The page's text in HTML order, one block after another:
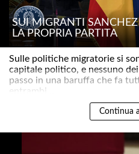
SUI MIGRANTI
LA PROPRIA PARTITA
Sulle politiche migratorie si
capitale politico, e nessuno
passo in una baruffa che fa
entrambi ..
Continua